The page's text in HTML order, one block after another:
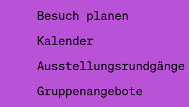
Besuch planen
Kalender
Ausstellungsrundgänge
Gruppenangebote